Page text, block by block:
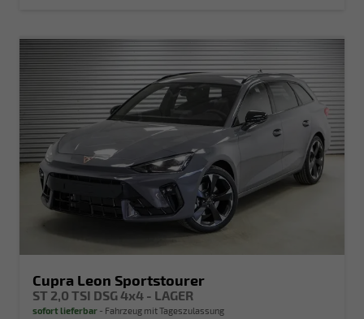
Cupra Leon Sportstourer
ST 2,0 TSI DSG 4x4 - LAGER
sofort lieferbar Fahrzeug mit Tageszulassung